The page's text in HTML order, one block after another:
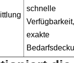
schnelle
Verfügbarkeit,
exakte